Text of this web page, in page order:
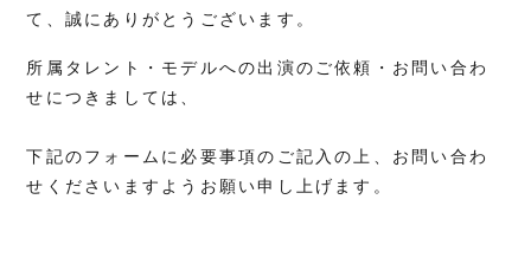
て、誠にありがとうございます。
所属タレント・モデルへの出演のご依頼・お問い合わ
せにつきましては、
下記のフォームに必要事項のご記入の上、お問い合わ
せくださいますようお願い申し上げます。